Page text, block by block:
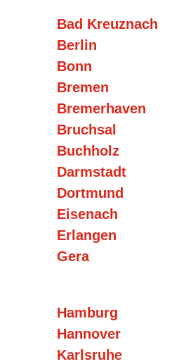
Bad Kreuznach
Berlin
Bonn
Bremen
Bremerhaven
Bruchsal
Buchholz
Darmstadt
Dortmund
Eisenach
Erlangen
Gera
Hamburg
Hannover
Karlsruhe